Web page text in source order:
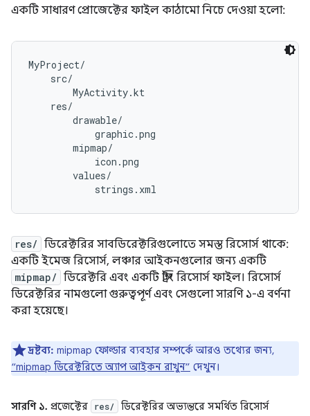
একটি সাধারণ প্রোজেক্টের ফাইল কাঠামো নিচে দেওয়া হলো:
MyProject/
    src/
        MyActivity.kt
    res/
        drawable/
            graphic.png
        mipmap/
            icon.png
        values/
res/ ডিরেক্টরির সাবডিরেক্টরিগুলোতে সমস্ত রিসোর্স থাকে:
একটি ইমেজ রিসোর্স, লঞ্চার আইকনগুলোর জন্য একটি
mipmap/ ডিরেক্টরি এবং একটি স্ট্রিং রিসোর্স ফাইল। রিসোর্স
ডিরেক্টরির নামগুলো গুরুত্বপূর্ণ এবং সেগুলো সারণি ১-এ বর্ণনা
করা হয়েছে।
দ্রষ্টব্য: mipmap ফোল্ডার ব্যবহার সম্পর্কে আরও তথ্যের জন্য,
“mipmap ডিরেক্টরিতে অ্যাপ আইকন রাখুন” দেখুন।
সারণি ১. প্রজেক্টের res/
ডিরেক্টরির অভ্যন্তরে সমর্থিত রিসোর্স